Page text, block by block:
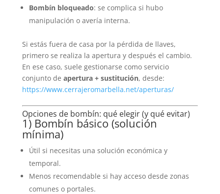
Bombín bloqueado: se complica si hubo
manipulación o avería interna.
Si estás fuera de casa por la pérdida de llaves,
primero se realiza la apertura y después el cambio.
En ese caso, suele gestionarse como servicio
conjunto de apertura + sustitución, desde:
https://www.cerrajeromarbella.net/aperturas/
Opciones de bombín: qué elegir (y qué evitar)
1) Bombín básico (solución
mínima)
Útil si necesitas una solución económica y
temporal.
Menos recomendable si hay acceso desde zonas
comunes o portales.